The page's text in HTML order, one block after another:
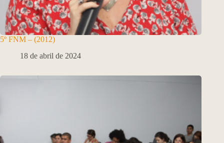
5º FNM – (2012)
18 de abril de 2024